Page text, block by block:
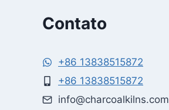
Contato
+86 13838515872
+86 13838515872
info@charcoalkilns.com